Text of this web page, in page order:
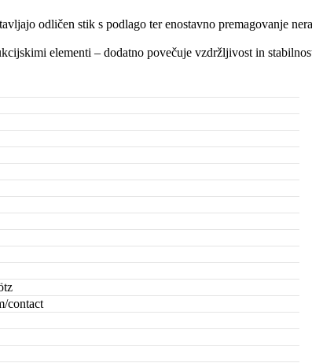
odličen stik s podlago ter enostavno premagovanje
elementi – dodatno povečuje vzdržljivost in
contact